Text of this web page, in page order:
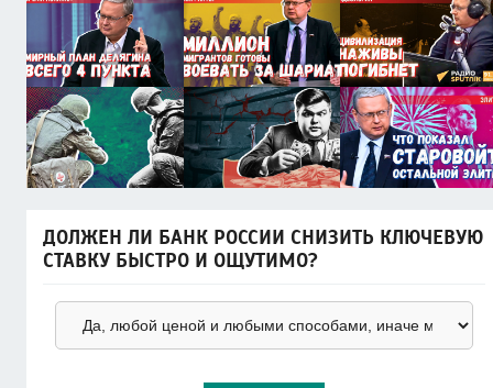
ДОЛЖЕН ЛИ БАНК РОССИИ СНИЗИТЬ КЛЮЧЕВУЮ
СТАВКУ БЫСТРО И ОЩУТИМО?